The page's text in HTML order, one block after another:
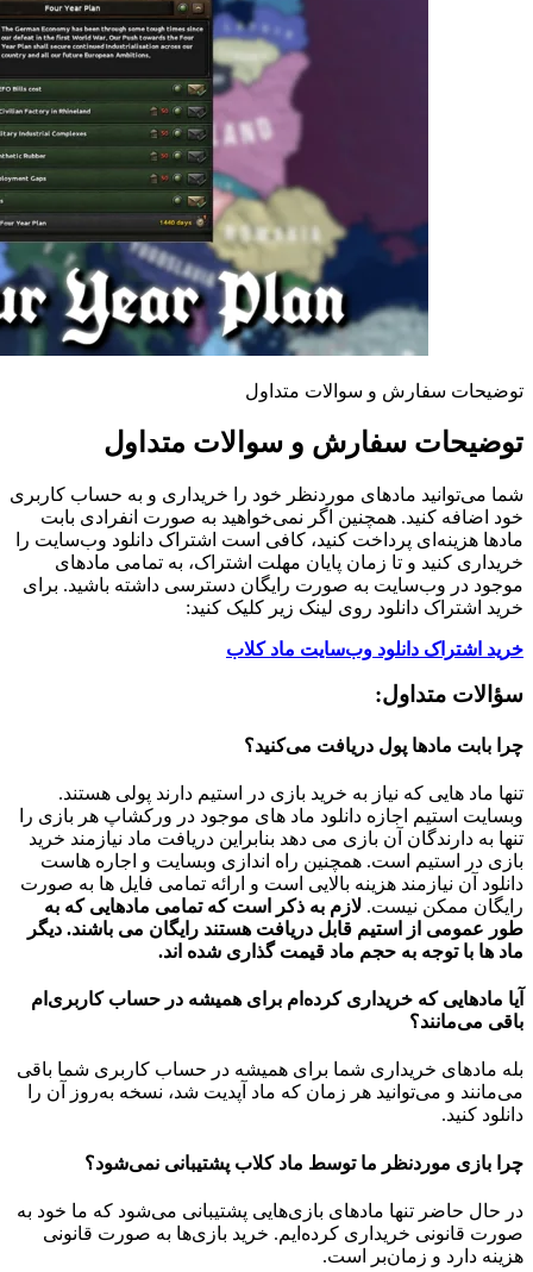
توضیحات سفارش و سوالات متداول
توضیحات سفارش و سوالات متداول
شما می‌توانید مادهای موردنظر خود را خریداری و به حساب کاربری
خود اضافه کنید. همچنین اگر نمی‌خواهید به صورت انفرادی بابت
مادها هزینه‌ای پرداخت کنید، کافی است اشتراک دانلود وب‌سایت را
خریداری کنید و تا زمان پایان مهلت اشتراک، به تمامی مادهای
موجود در وب‌سایت به صورت رایگان دسترسی داشته باشید. برای
خرید اشتراک دانلود روی لینک زیر کلیک کنید:
خرید اشتراک دانلود وب‌سایت ماد کلاب
سؤالات متداول:
چرا بابت مادها پول دریافت می‌کنید؟
تنها ماد هایی که نیاز به خرید بازی در استیم دارند پولی هستند.
وبسایت استیم اجازه دانلود ماد های موجود در ورکشاپ هر بازی را
تنها به دارندگان آن بازی می دهد بنابراین دریافت ماد نیازمند خرید
بازی در استیم است. همچنین راه اندازی وبسایت و اجاره هاست
دانلود آن نیازمند هزینه بالایی است و ارائه تمامی فایل ها به صورت
رایگان ممکن نیست. لازم به ذکر است که تمامی مادهایی که به
طور عمومی از استیم قابل دریافت هستند رایگان می باشند. دیگر
ماد ها با توجه به حجم ماد قیمت گذاری شده اند.
آیا مادهایی که خریداری کرده‌ام برای همیشه در حساب‌ کاربری‌ام
باقی می‌مانند؟
بله مادهای خریداری شما برای همیشه در حساب کاربری شما باقی
می‌مانند و می‌توانید هر زمان که ماد آپدیت شد، نسخه به‌روز آن را
دانلود کنید.
چرا بازی موردنظر ما توسط ماد کلاب پشتیبانی نمی‌شود؟
در حال حاضر تنها مادهای بازی‌هایی پشتیبانی می‌شود که ما خود به
صورت قانونی خریداری کرده‌ایم. خرید بازی‌ها به صورت قانونی
هزینه دارد و زمان‌بر است.